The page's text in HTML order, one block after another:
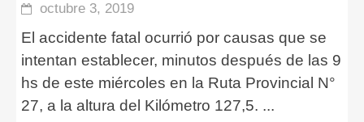
octubre 3, 2019
El accidente fatal ocurrió por causas que se
intentan establecer, minutos después de las 9
hs de este miércoles en la Ruta Provincial N°
27, a la altura del Kilómetro 127,5. ...